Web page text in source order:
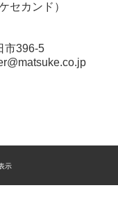
セカンド）
市396-5
示